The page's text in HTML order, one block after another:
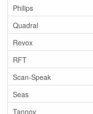
Philips
Quadral
Revox
RFT
Scan-Speak
Seas
Tannoy